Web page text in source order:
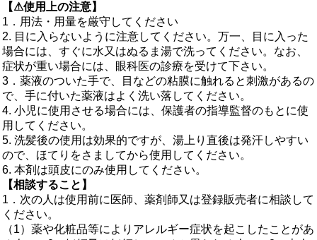
【⚠使用上の注意】
1．用法・用量を厳守してください
2. 目に入らないように注意してください。万一、目に入った
場合には、すぐに水又はぬるま湯で洗ってください。なお、
症状が重い場合には、眼科医の診療を受けて下さい。
3．薬液のついた手で、目などの粘膜に触れると刺激があるの
で、手に付いた薬液はよく洗い落してください。
4. 小児に使用させる場合には、保護者の指導監督のもとに使
用してください。
5. 洗髪後の使用は効果的ですが、湯上り直後は発汗しやすい
ので、ほてりをさましてから使用してください。
6. 本剤は頭皮にのみ使用してください。
【相談すること】
1．次の人は使用前に医師、薬剤師又は登録販売者に相談して
ください。
（1）薬や化粧品等によりアレルギー症状を起こしたことがあ